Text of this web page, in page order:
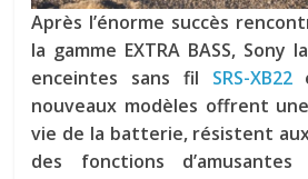
Après l’énorme succès
la gamme EXTRA BASS, Sony
enceintes sans fil SRS-XB22
nouveaux modèles offrent
vie de la batterie, résistent
des fonctions